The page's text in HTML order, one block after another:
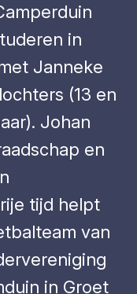
in
Janneke
(13 en
Johan
en
tijd helpt
van
in Groet